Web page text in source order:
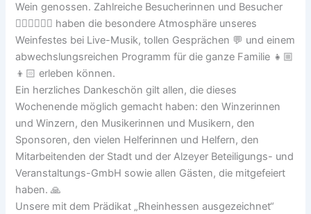
Wein genossen. Zahlreiche Besucherinnen und Besucher
🙍🏼‍♀️🙍🏻‍♂️ haben die besondere Atmosphäre unseres
Weinfestes bei Live-Musik, tollen Gesprächen 💬 und einem
abwechslungsreichen Programm für die ganze Familie 👧🏼
👦🏻 erleben können.
Ein herzliches Dankeschön gilt allen, die dieses
Wochenende möglich gemacht haben: den Winzerinnen
und Winzern, den Musikerinnen und Musikern, den
Sponsoren, den vielen Helferinnen und Helfern, den
Mitarbeitenden der Stadt und der Alzeyer Beteiligungs- und
Veranstaltungs-GmbH sowie allen Gästen, die mitgefeiert
haben. 🙏
Unsere mit dem Prädikat „Rheinhessen ausgezeichnet“